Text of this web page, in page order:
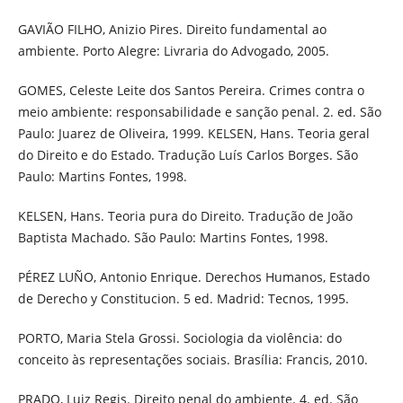
GAVIÃO FILHO, Anizio Pires. Direito fundamental ao
ambiente. Porto Alegre: Livraria do Advogado, 2005.
GOMES, Celeste Leite dos Santos Pereira. Crimes contra o
meio ambiente: responsabilidade e sanção penal. 2. ed. São
Paulo: Juarez de Oliveira, 1999. KELSEN, Hans. Teoria geral
do Direito e do Estado. Tradução Luís Carlos Borges. São
Paulo: Martins Fontes, 1998.
KELSEN, Hans. Teoria pura do Direito. Tradução de João
Baptista Machado. São Paulo: Martins Fontes, 1998.
PÉREZ LUÑO, Antonio Enrique. Derechos Humanos, Estado
de Derecho y Constitucion. 5 ed. Madrid: Tecnos, 1995.
PORTO, Maria Stela Grossi. Sociologia da violência: do
conceito às representações sociais. Brasília: Francis, 2010.
PRADO, Luiz Regis. Direito penal do ambiente. 4. ed. São